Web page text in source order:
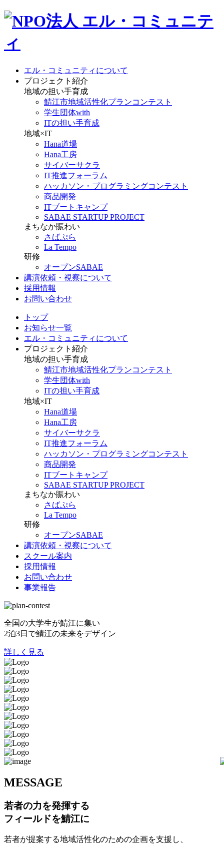
エル・コミュニティについて
プロジェクト紹介
地域の担い手育成
鯖江市地域活性化プランコンテスト
学生団体with
ITの担い手育成
地域×IT
Hana道場
Hana工房
サイバーサクラ
IT推進フォーラム
ハッカソン・プログラミングコンテスト
商品開発
ITブートキャンプ
SABAE STARTUP PROJECT
まちなか賑わい
さばぷら
La Tempo
研修
オープンSABAE
講演依頼・視察について
採用情報
お問い合わせ
トップ
お知らせ一覧
エル・コミュニティについて
プロジェクト紹介
地域の担い手育成
鯖江市地域活性化プランコンテスト
学生団体with
ITの担い手育成
地域×IT
Hana道場
Hana工房
サイバーサクラ
IT推進フォーラム
ハッカソン・プログラミングコンテスト
商品開発
ITブートキャンプ
SABAE STARTUP PROJECT
まちなか賑わい
さばぷら
La Tempo
研修
オープンSABAE
講演依頼・視察について
スクール案内
採用情報
お問い合わせ
事業報告
全国の大学生が鯖江に集い
2泊3日で鯖江の未来をデザイン
詳しく見る
MESSAGE
若者の力を発揮する
フィールドを鯖江に
若者が提案する地域活性化のための企画を支援し、